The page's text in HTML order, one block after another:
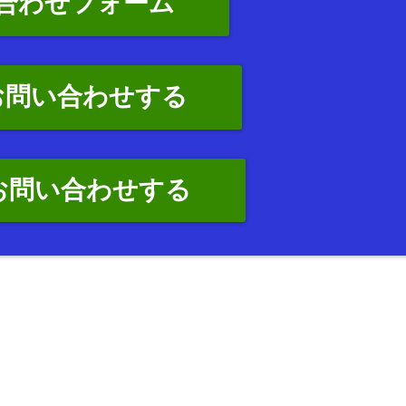
い合わせする
い合わせする